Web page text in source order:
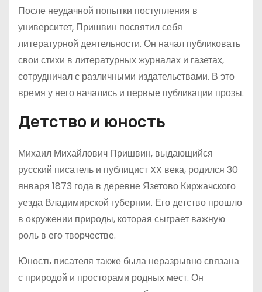
После неудачной попытки поступления в
университет, Пришвин посвятил себя
литературной деятельности. Он начал публиковать
свои стихи в литературных журналах и газетах,
сотрудничал с различными издательствами. В это
время у него начались и первые публикации прозы.
Детство и юность
Михаил Михайлович Пришвин, выдающийся
русский писатель и публицист XX века, родился 30
января 1873 года в деревне Язетово Киржачского
уезда Владимирской губернии. Его детство прошло
в окружении природы, которая сыграет важную
роль в его творчестве.
Юность писателя также была неразрывно связана
с природой и просторами родных мест. Он